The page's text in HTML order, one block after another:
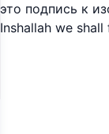
это подпись к
Inshallah we